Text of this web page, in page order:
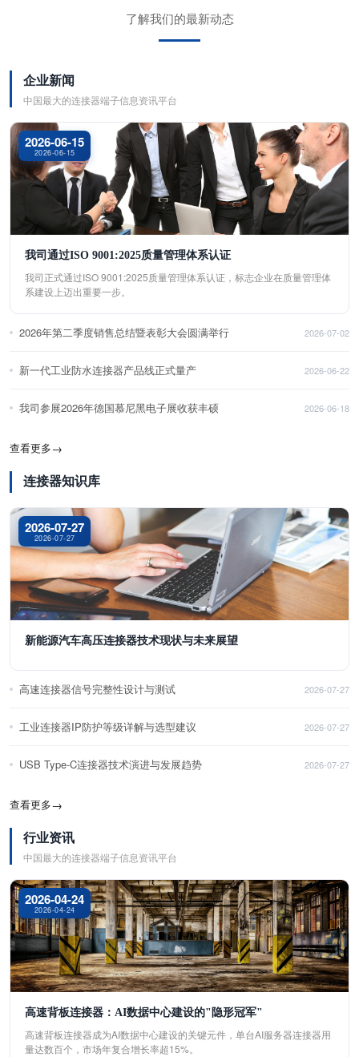
了解我们的最新动态
企业新闻
中国最大的连接器端子信息资讯平台
2026-06-15
2026-06-15
我司通过ISO 9001:2025质量管理体系认证
我司正式通过ISO 9001:2025质量管理体系认证，标志企业在质量管理体
系建设上迈出重要一步。
2026年第二季度销售总结暨表彰大会圆满举行 2026-07-02
新一代工业防水连接器产品线正式量产 2026-06-22
我司参展2026年德国慕尼黑电子展收获丰硕 2026-06-18
查看更多→
连接器知识库
2026-07-27
2026-07-27
新能源汽车高压连接器技术现状与未来展望
高速连接器信号完整性设计与测试 2026-07-27
工业连接器IP防护等级详解与选型建议 2026-07-27
USB Type-C连接器技术演进与发展趋势 2026-07-27
查看更多→
行业资讯
中国最大的连接器端子信息资讯平台
2026-04-24
2026-04-24
高速背板连接器：AI数据中心建设的"隐形冠军"
高速背板连接器成为AI数据中心建设的关键元件，单台AI服务器连接器用
量达数百个，市场年复合增长率超15%。